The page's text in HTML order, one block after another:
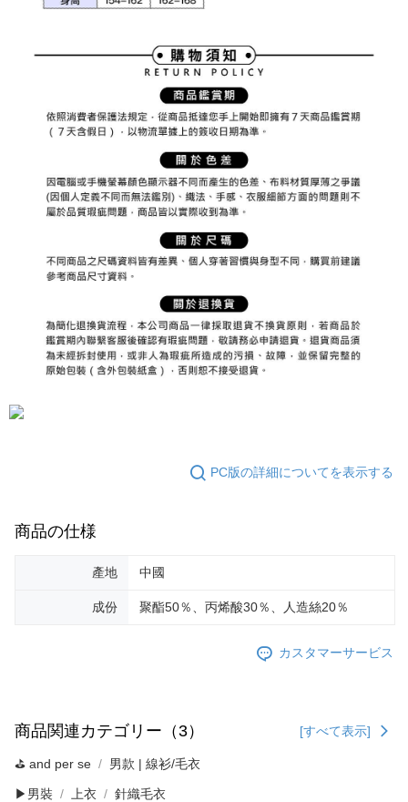
情報（名前、電話または住所を含む）を台湾大哥大に提供し、収集、処理
3. 完全なユーザーサービス規約については、以下のリンクを参照してくだ
https://oppay.tw/userRule
き、限度額が設定されます。
3.現在、台湾の会員のみご利用いただけます。
三、利用規約「AFTEE代金後払い」（以下当サービスという）はネットプ
ロテクションズ（以下 AFTEE という）が提供し、AFTEEが代金を徴収し
ます。当サービスご利用の際に提供しなければならない個人情報（注文者
の氏名、電話番号、受取人の氏名、電話番号、受取人住所を含むがこれに
す。AFTEEの個人情報の収集、処理、利用について、詳細はAFTEE公式ホ
ームページの『個人情報の収集、処理及び利用に関する声明』をご参照く
ださい（https://aftee.tw/privacypolicy/ ）。
ります。支払い期限を過ぎた場合、その金額に基づいて年利20%の遅延滞
納金が加算されます。未成年の利用者は、事前に法定代理人または後見人
の同意を得ればAFTEEをご利用いただけます。
個人情報の処理、利用について疑問がある、または関連する法律の権利を
行使したい場合は、ネットプロテクションズcs_tw@netprotections.co.jp
にご連絡ください。上記に示した個人情報を、必要な購入注文書とあわせ
てAFTEEにご提供いただく、またはAFTEEにあなたの個人情報の収集、処
理、利用を許可することににご同意いただけない場合は、当サービスを選
宅配
離島宅配
送料無料
PC版の詳細についてを表示する
商品の仕様
產地 中國
成份 聚酯50％、丙烯酸30％、人造絲20％
カスタマーサービス
商品関連カテゴリー（3） [すべて表示]
⛳️ and per se 男款 | 線衫/毛衣
▶男裝 上衣 針織毛衣